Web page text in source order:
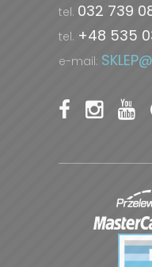
tel. 032 739
tel. +48 535
e-mail: